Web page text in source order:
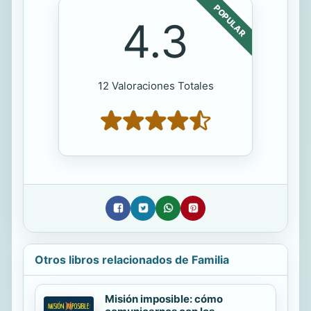
POPULAR
4.3
12 Valoraciones Totales
Otros libros relacionados de Familia
Misión imposible: cómo